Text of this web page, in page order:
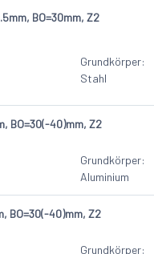
BO=30mm, Z2
Grundkörper:
Stahl
BO=30(-40)mm, Z2
Grundkörper:
Aluminium
BO=30(-40)mm, Z2
Grundkörper: